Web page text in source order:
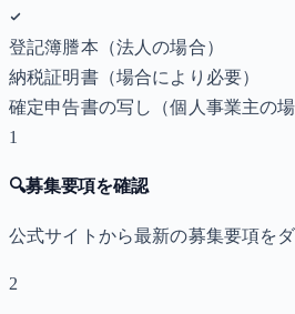
登記簿謄本（法人の場合）
納税証明書（場合により必要）
確定申告書の写し（個人事業主の場
1
🔍募集要項を確認
公式サイトから最新の募集要項を
2